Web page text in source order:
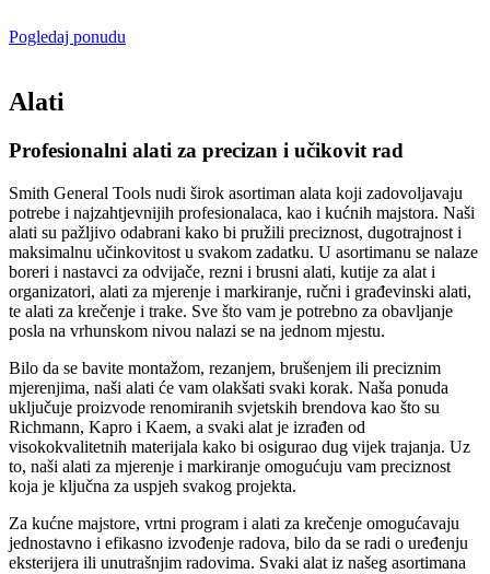
Pogledaj ponudu
Alati
Profesionalni alati za precizan i učikovit rad
Smith General Tools nudi širok asortiman alata koji zadovoljavaju
potrebe i najzahtjevnijih profesionalaca, kao i kućnih majstora. Naši
alati su pažljivo odabrani kako bi pružili preciznost, dugotrajnost i
maksimalnu učinkovitost u svakom zadatku. U asortimanu se nalaze
boreri i nastavci za odvijače, rezni i brusni alati, kutije za alat i
organizatori, alati za mjerenje i markiranje, ručni i građevinski alati,
te alati za krečenje i trake. Sve što vam je potrebno za obavljanje
posla na vrhunskom nivou nalazi se na jednom mjestu.
Bilo da se bavite montažom, rezanjem, brušenjem ili preciznim
mjerenjima, naši alati će vam olakšati svaki korak. Naša ponuda
uključuje proizvode renomiranih svjetskih brendova kao što su
Richmann, Kapro i Kaem, a svaki alat je izrađen od
visokokvalitetnih materijala kako bi osigurao dug vijek trajanja. Uz
to, naši alati za mjerenje i markiranje omogućuju vam preciznost
koja je ključna za uspjeh svakog projekta.
Za kućne majstore, vrtni program i alati za krečenje omogućavaju
jednostavno i efikasno izvođenje radova, bilo da se radi o uređenju
eksterijera ili unutrašnjim radovima. Svaki alat iz našeg asortimana